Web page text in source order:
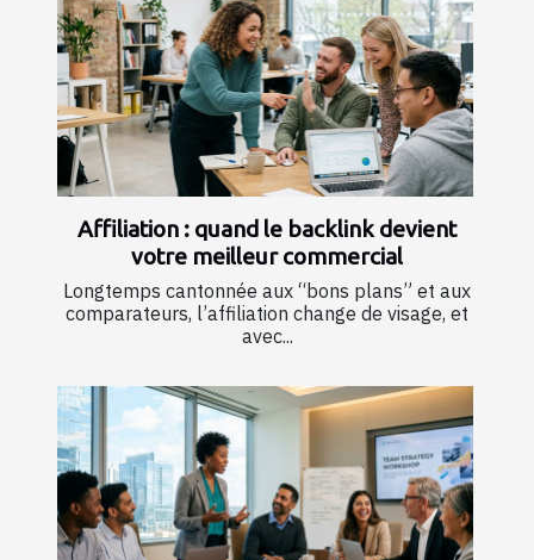
Affiliation : quand le backlink devient
votre meilleur commercial
Longtemps cantonnée aux “bons plans” et aux
comparateurs, l’affiliation change de visage, et
avec...